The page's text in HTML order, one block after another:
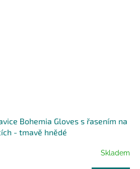
Bohemia Gloves s řasením na
- tmavě hnědé
Skladem